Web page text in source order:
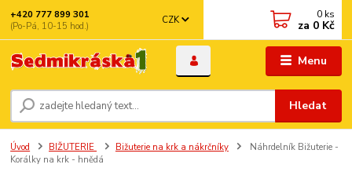
Menu
CZK
Hledat
+420 777 899 301
(Po-Pá, 10-15 hod.)
0 ks
za 0 Kč
Úvod BIŽUTERIE Bižuterie na krk a nákrčníky
Náhrdelník Bižuterie -
Korálky na krk - hnědá